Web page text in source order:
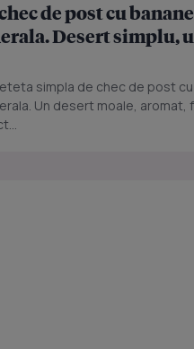
de post cu
Desert simplu,
simpla de chec de post cu
Un desert moale, aromat,